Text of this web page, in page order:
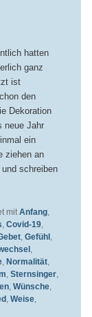
hatten
ganz
ist
den
Dekoration
neue Jahr
ein
ziehen an
schreiben
mit Anfang,
Covid-19,
, Gefühl,
,
, Normalität,
Sternsinger,
, Wünsche,
, Weise,